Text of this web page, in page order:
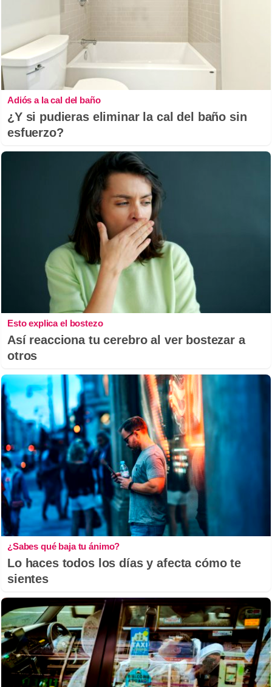
Adiós a la cal del baño
¿Y si pudieras eliminar la cal del baño sin
esfuerzo?
Esto explica el bostezo
Así reacciona tu cerebro al ver bostezar a
otros
¿Sabes qué baja tu ánimo?
Lo haces todos los días y afecta cómo te
sientes